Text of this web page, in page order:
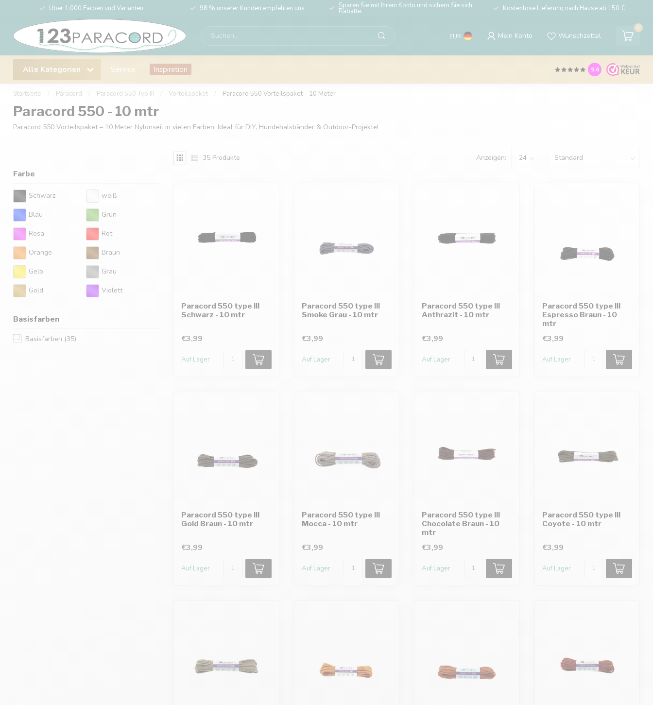
Über 1.000 Farben und Varianten 98 % unserer Kunden empfehlen uns Sparen Sie mit Ihrem Konto und sichern Sie sich
Rabatte. Kostenlose Lieferung nach Hause ab 150 €
EUR Mein Konto Wunschzettel
0
Alle Kategorien Service Inspiration 9.6
Startseite Paracord Paracord 550 Typ III Vorteilspaket Paracord 550 Vorteilspaket – 10 Meter
Paracord 550 - 10 mtr
Paracord 550 Vorteilspaket – 10 Meter Nylonseil in vielen Farben. Ideal für DIY, Hundehalsbänder & Outdoor-Projekte!
Farbe
Schwarz weiß
Blau Grün
Rosa Rot
Orange Braun
Gelb Grau
Gold Violett
Basisfarben
Basisfarben (35)
35 Produkte Anzeigen:
Paracord 550 type III
Schwarz - 10 mtr
€3,99
Auf Lager
Paracord 550 type III
Smoke Grau - 10 mtr
€3,99
Auf Lager
Paracord 550 type III
Anthrazit - 10 mtr
€3,99
Auf Lager
Paracord 550 type III
Espresso Braun - 10
mtr
€3,99
Auf Lager
Paracord 550 type III
Gold Braun - 10 mtr
€3,99
Auf Lager
Paracord 550 type III
Mocca - 10 mtr
€3,99
Auf Lager
Paracord 550 type III
Chocolate Braun - 10
mtr
€3,99
Auf Lager
Paracord 550 type III
Coyote - 10 mtr
€3,99
Auf Lager